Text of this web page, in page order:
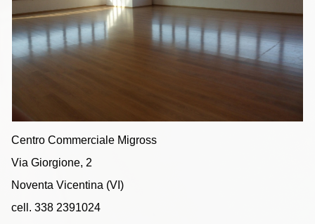
Centro Commerciale Migross
Via Giorgione, 2
Noventa Vicentina (VI)
cell. 338 2391024